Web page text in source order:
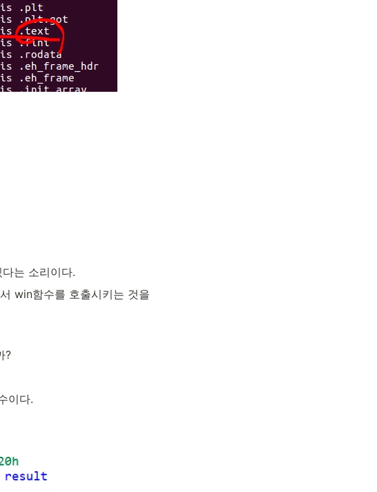
는 소리이다.
win함수를 호출시키는 것을
?
이다.